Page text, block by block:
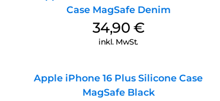
Case MagSafe Denim
34,90 €
inkl. MwSt.
Apple iPhone 16 Plus Silicone Case
MagSafe Black